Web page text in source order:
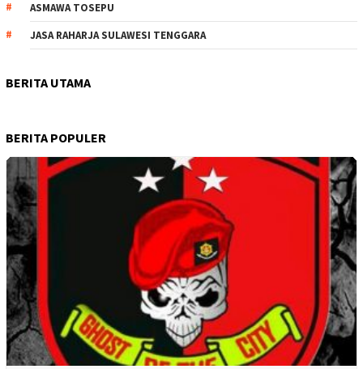
ASMAWA TOSEPU
JASA RAHARJA SULAWESI TENGGARA
BERITA UTAMA
BERITA POPULER